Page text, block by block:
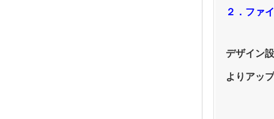
２．ファ
デザイン
よりアッ